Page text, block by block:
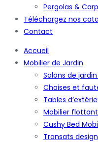
Pergolas &
Téléchargez nos
Contact
Accueil
Mobilier de Jardin
Salons de
Chaises et
Tables
Mobilier flottant
Cushy Bed
Transats